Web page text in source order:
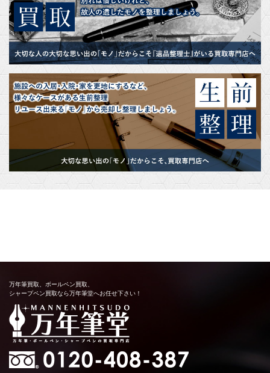
万年筆買取、ボールペン買取、
シャープペン買取なら万年筆堂へお任せ下さい！